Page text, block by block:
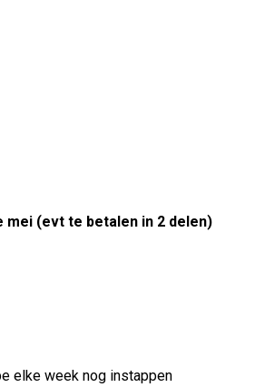
(evt te betalen in 2 delen)
elke week nog instappen